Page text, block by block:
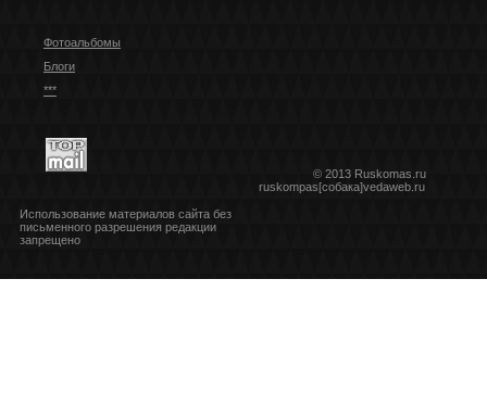
Фотоальбомы
Блоги
***
© 2013 Ruskomas.ru
ruskompas[собака]vedaweb.ru
Использование материалов сайта без
письменного разрешения редакции
запрещено